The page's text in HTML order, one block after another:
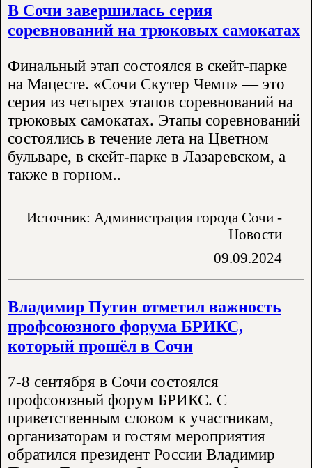
В Сочи завершилась серия
соревнований на трюковых самокатах
Финальный этап состоялся в скейт-парке
на Мацесте. «Сочи Скутер Чемп» — это
серия из четырех этапов соревнований на
трюковых самокатах. Этапы соревнований
состоялись в течение лета на Цветном
бульваре, в скейт-парке в Лазаревском, а
также в горном..
Источник: Администрация города Сочи -
Новости
09.09.2024
Владимир Путин отметил важность
профсоюзного форума БРИКС,
который прошёл в Сочи
7-8 сентября в Сочи состоялся
профсоюзный форум БРИКС. С
приветственным словом к участникам,
организаторам и гостям мероприятия
обратился президент России Владимир